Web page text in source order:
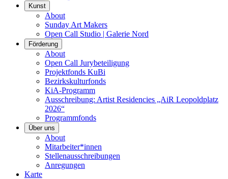
Kunst
About
Sunday Art Makers
Open Call Studio | Galerie Nord
Förderung
About
Open Call Jurybeteiligung
Projektfonds KuBi
Bezirkskulturfonds
KiA-Programm
Ausschreibung: Artist Residencies „AiR Leopoldplatz
2026“
Programmfonds
Über uns
About
Mitarbeiter*innen
Stellenausschreibungen
Anregungen
Karte